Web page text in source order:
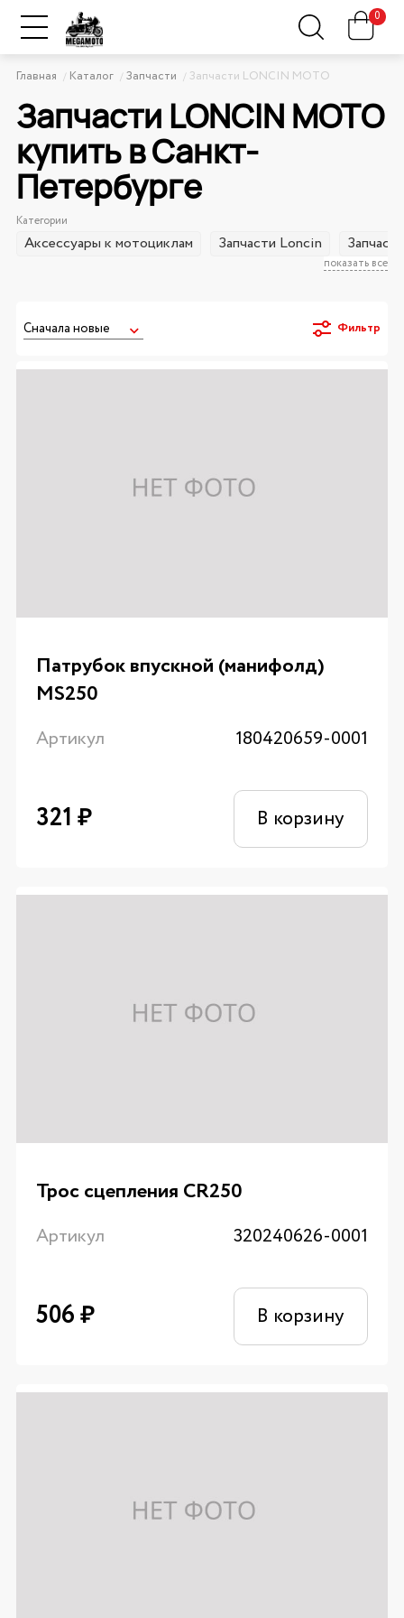
0
Главная Каталог Запчасти Запчасти LONCIN MOTO
Запчасти LONCIN MOTO
купить в Санкт-
Петербурге
Категории
показать все
Аксессуары к мотоциклам Запчасти Loncin
Фильтр
Патрубок впускной (манифолд)
MS250
Артикул 180420659-0001
321 ₽ В корзину
Трос сцепления CR250
Артикул 320240626-0001
506₽ В корзину